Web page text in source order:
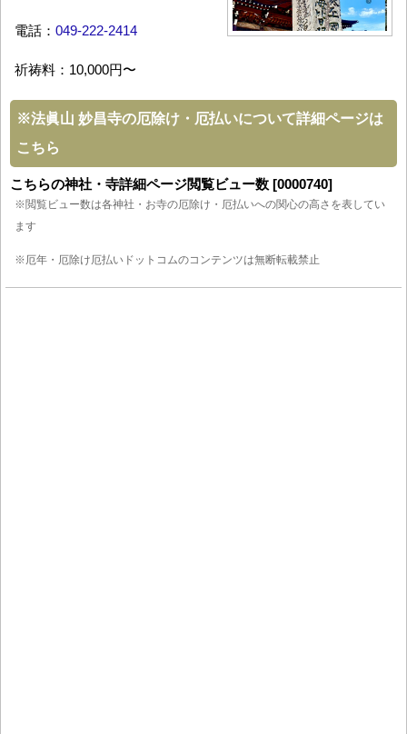
電話： 049-222-2414
祈祷料：10,000円〜
※法眞山 妙昌寺の厄除け・厄払いについて詳細ページは
こちら
こちらの神社・寺詳細ページ閲覧ビュー数 [0000740]
※閲覧ビュー数は各神社・お寺の厄除け・厄払いへの関心の高さを表してい
ます
※厄年・厄除け厄払いドットコムのコンテンツは無断転載禁止